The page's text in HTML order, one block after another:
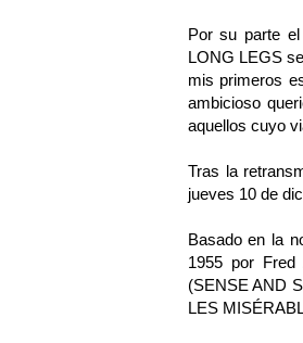
Por su parte
LONG LEGS
mis primeros
ambicioso
aquellos cuyo
Tras la
jueves 10 de
Basado en la
1955 por
(SENSE AND
LES